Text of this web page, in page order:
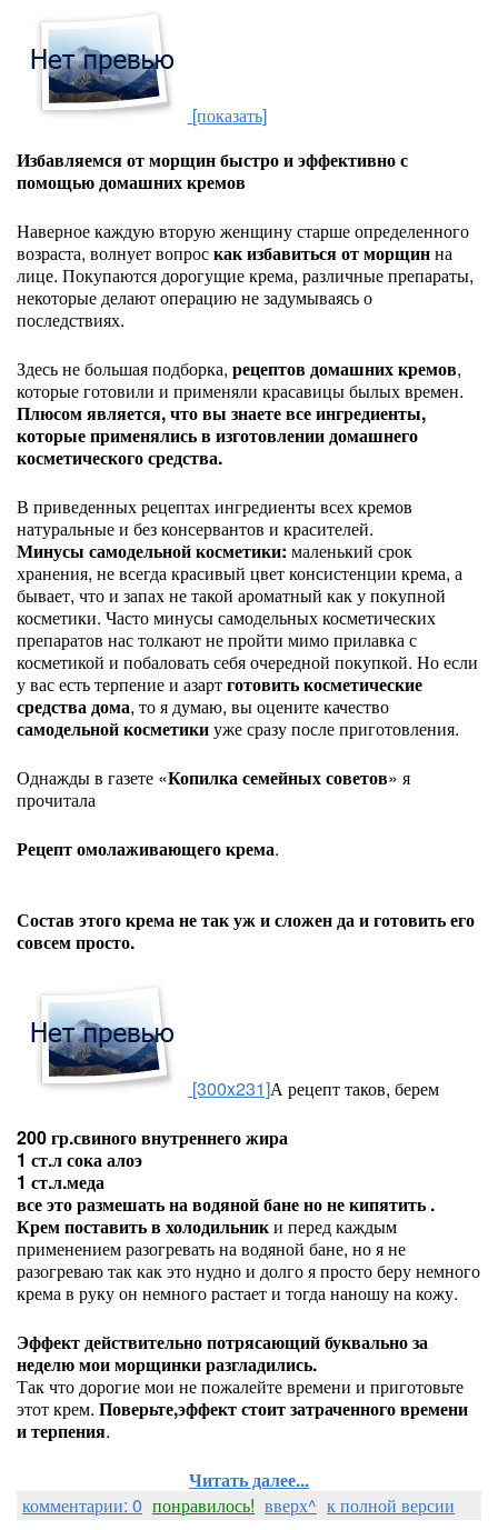
[показать]
Избавляемся от морщин быстро и эффективно с
помощью домашних кремов
Наверное каждую вторую женщину старше определенного
возраста, волнует вопроскак избавиться от морщинна
лице. Покупаются дорогущие крема, различные препараты,
некоторые делают операцию не задумываясь о
последствиях.
Здесь не большая подборка, рецептов домашних кремов,
которые готовили и применяли красавицы былых времен.
Плюсом является, что вы знаете все ингредиенты,
которые применялись в изготовлении домашнего
косметического средства.
В приведенных рецептах ингредиенты всех кремов
натуральные и без консервантов и красителей.
Минусы самодельной косметики: маленький срок
хранения, не всегда красивый цвет консистенции крема, а
бывает, что и запах не такой ароматный как у покупной
косметики. Часто минусы самодельных косметических
препаратов нас толкают не пройти мимо прилавка с
косметикой и побаловать себя очередной покупкой. Но если
у вас есть терпение и азартготовить косметические
средства дома, то я думаю, вы оцените качество
самодельной косметикиуже сразу после приготовления.
Однажды в газете «Копилка семейных советов» я
прочитала
Рецепт омолаживающего крема.
Состав этого крема не так уж и сложен да и готовить его
совсем просто.
[300x231]А рецепт таков, берем
200 гр.свиного внутреннего жира
1 ст.л сока алоэ
1 ст.л.меда
все это размешать на водяной бане но не кипятить .
Крем поставить в холодильники перед каждым
применением разогревать на водяной бане, но я не
разогреваю так как это нудно и долго я просто беру немного
крема в руку он немного растает и тогда наношу на кожу.
Эффект действительно потрясающий буквально за
неделю мои морщинки разгладились.
Так что дорогие мои не пожалейте времени и приготовьте
этот крем. Поверьте,эффект стоит затраченного времени
и терпения.
Читать далее...
комментарии: 0 понравилось! вверх^ к полной версии